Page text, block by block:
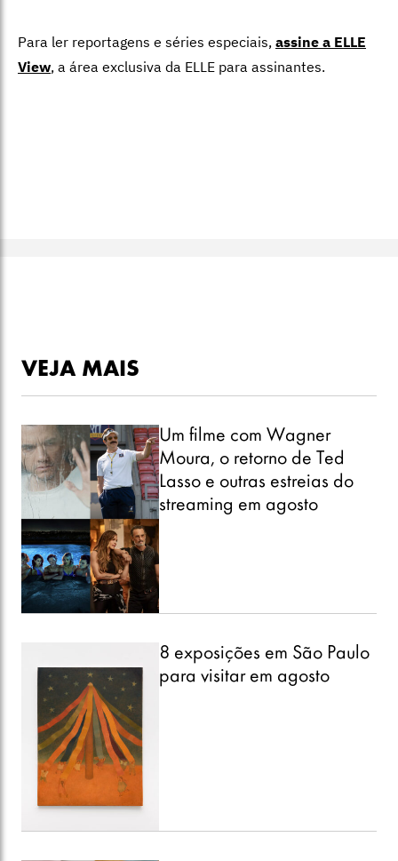
Para ler reportagens e séries especiais, assine a ELLE
View, a área exclusiva da ELLE para assinantes.
VEJA MAIS
Um filme com Wagner
Moura, o retorno de Ted
Lasso e outras estreias do
streaming em agosto
8 exposições em São Paulo
para visitar em agosto